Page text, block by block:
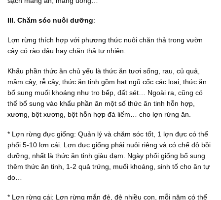
III. Chăm sóc nuôi dưỡng:
Lợn rừng thích hợp với phương thức nuôi chăn thả trong vườn
cây có rào dậu hay chăn thả tự nhiên.
Khẩu phần thức ăn chủ yếu là thức ăn tươi sống, rau, củ quả,
mầm cây, rễ cây, thức ăn tinh gồm hạt ngũ cốc các loại, thức ăn
bổ sung muối khoáng như tro bếp, đất sét… Ngoài ra, cũng có
thể bổ sung vào khẩu phần ăn một số thức ăn tinh hỗn hợp,
xương, bột xương, bột hỗn hợp đá liếm… cho lợn rừng ăn.
* Lợn rừng đực giống: Quản lý và chăm sóc tốt, 1 lợn đực có thể
phối 5-10 lợn cái. Lợn đực giống phải nuôi riêng và có chế độ bồi
dưỡng, nhất là thức ăn tinh giàu đạm. Ngày phối giống bổ sung
thêm thức ăn tinh, 1-2 quả trứng, muối khoáng, sinh tố cho ăn tự
do…
* Lợn rừng cái: Lợn rừng mắn đẻ, đẻ nhiều con, mỗi năm có thể